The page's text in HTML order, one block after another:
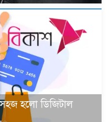
হলো ডিজিটাল